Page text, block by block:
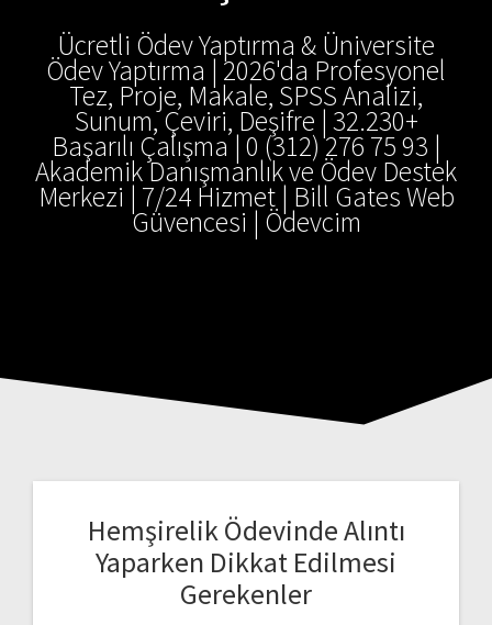
Ücretli Ödev Yaptırma & Üniversite
Ödev Yaptırma | 2026'da Profesyonel
Tez, Proje, Makale, SPSS Analizi,
Sunum, Çeviri, Deşifre | 32.230+
Başarılı Çalışma | 0 (312) 276 75 93 |
Akademik Danışmanlık ve Ödev Destek
Merkezi | 7/24 Hizmet | Bill Gates Web
Güvencesi | Ödevcim
Hemşirelik Ödevinde Alıntı
Yaparken Dikkat Edilmesi
Gerekenler